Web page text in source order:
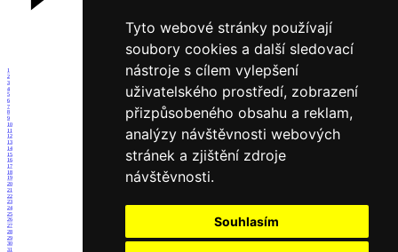
Tyto webové stránky používají
soubory cookies a další sledovací
nástroje s cílem vylepšení
uživatelského prostředí, zobrazení
přizpůsobeného obsahu a reklam,
analýzy návštěvnosti webových
stránek a zjištění zdroje
návštěvnosti.
Souhlasím
1
2
3
4
5
6
7
8
9
10
11
12
13
14
15
16
17
18
19
20
21
22
23
24
25
26
27
28
29
30
31